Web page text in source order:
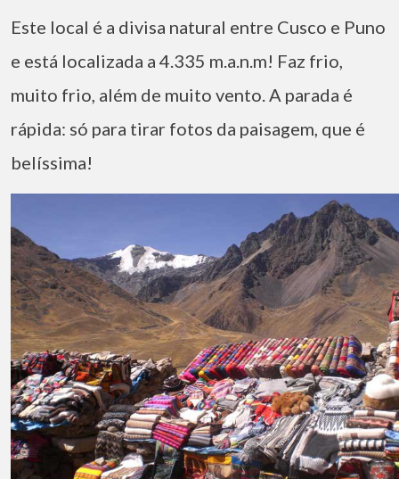
Este local é a divisa natural entre Cusco e Puno
e está localizada a 4.335 m.a.n.m! Faz frio,
muito frio, além de muito vento. A parada é
rápida: só para tirar fotos da paisagem, que é
belíssima!